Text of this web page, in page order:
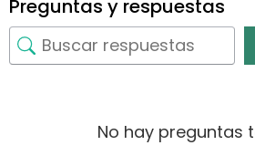
Preguntas y respuestas
No hay preguntas